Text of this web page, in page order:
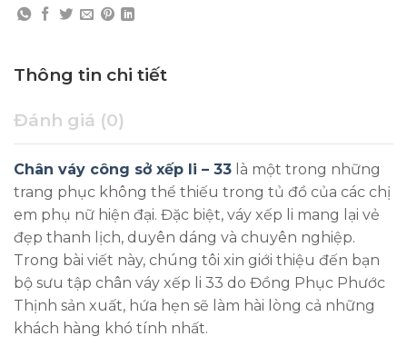
Thông tin chi tiết
Đánh giá (0)
Chân váy công sở xếp li – 33 là một trong những
trang phục không thể thiếu trong tủ đồ của các chị
em phụ nữ hiện đại. Đặc biệt, váy xếp li mang lại vẻ
đẹp thanh lịch, duyên dáng và chuyên nghiệp.
Trong bài viết này, chúng tôi xin giới thiệu đến bạn
bộ sưu tập chân váy xếp li 33 do Đồng Phục Phước
Thịnh sản xuất, hứa hẹn sẽ làm hài lòng cả những
khách hàng khó tính nhất.